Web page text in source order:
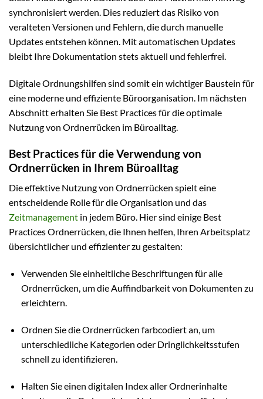
synchronisiert werden. Dies reduziert das Risiko von
veralteten Versionen und Fehlern, die durch manuelle
Updates entstehen können. Mit automatischen Updates
bleibt Ihre Dokumentation stets aktuell und fehlerfrei.
Digitale Ordnungshilfen sind somit ein wichtiger Baustein für
eine moderne und effiziente Büroorganisation. Im nächsten
Abschnitt erhalten Sie Best Practices für die optimale
Nutzung von Ordnerrücken im Büroalltag.
Best Practices für die Verwendung von
Ordnerrücken in Ihrem Büroalltag
Die effektive Nutzung von Ordnerrücken spielt eine
entscheidende Rolle für die Organisation und das
Zeitmanagement in jedem Büro. Hier sind einige Best
Practices Ordnerrücken, die Ihnen helfen, Ihren Arbeitsplatz
übersichtlicher und effizienter zu gestalten:
Verwenden Sie einheitliche Beschriftungen für alle
Ordnerrücken, um die Auffindbarkeit von Dokumenten zu
erleichtern.
Ordnen Sie die Ordnerrücken farbcodiert an, um
unterschiedliche Kategorien oder Dringlichkeitsstufen
schnell zu identifizieren.
Halten Sie einen digitalen Index aller Ordnerinhalte